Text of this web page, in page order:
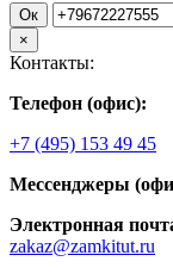
Ок
×
Контакты:
Телефон (офис):
+7 (495) 153 49 45
Мессенджеры
Электронная
zakaz@zamkitut.ru